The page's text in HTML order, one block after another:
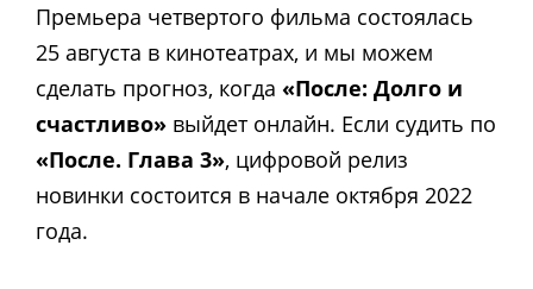
Премьера четвертого фильма состоялась
25 августа в кинотеатрах, и мы можем
сделать прогноз, когда «После: Долго и
счастливо» выйдет онлайн. Если судить по
«После. Глава 3», цифровой релиз
новинки состоится в начале октября 2022
года.